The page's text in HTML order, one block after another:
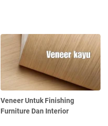
Veneer Untuk Finishing
Furniture Dan Interior